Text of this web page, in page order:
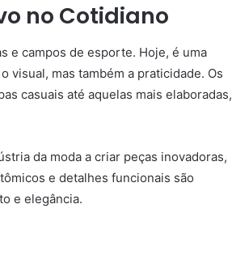
no Cotidiano
e campos de esporte. Hoje, é uma
visual, mas também a praticidade. Os
casuais até aquelas mais elaboradas,
da moda a criar peças inovadoras,
e detalhes funcionais são
e elegância.